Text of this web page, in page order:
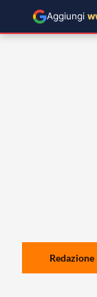
Redazione
Aggiungi